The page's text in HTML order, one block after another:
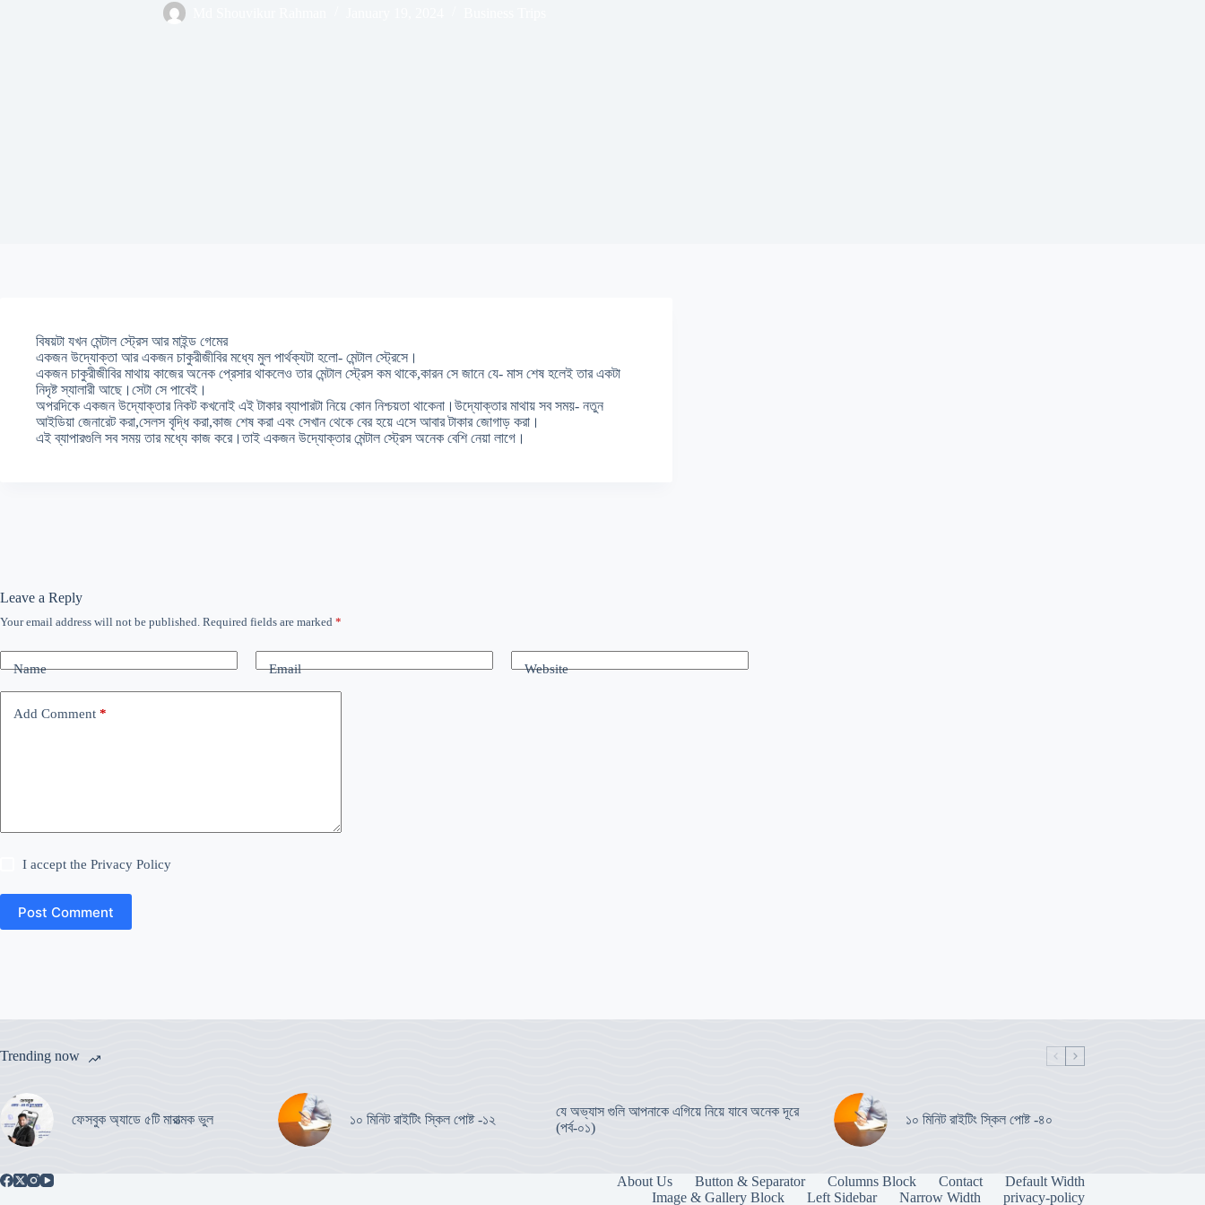
বিষয়টা যখন মেন্টাল স্ট্রেস আর মাইন্ড গেমের
একজন উদ্যোক্তা আর একজন চাকুরীজীবির মধ্যে মুল পার্থক্যটা হলো- মেন্টাল স্ট্রেসে।
একজন চাকুরীজীবির মাথায় কাজের অনেক প্রেসার থাকলেও তার মেন্টাল স্ট্রেস কম থাকে,কারন সে জানে যে- মাস শেষ হলেই তার একটা
নিদৃষ্ট স্যালারী আছে।সেটা সে পাবেই।
অপরদিকে একজন উদ্যোক্তার নিকট কখনোই এই টাকার ব্যাপারটা নিয়ে কোন নিশ্চয়তা থাকেনা।উদ্যোক্তার মাথায় সব সময়- নতুন
আইডিয়া জেনারেট করা,সেলস বৃদ্ধি করা,কাজ শেষ করা এবং সেখান থেকে বের হয়ে এসে আবার টাকার জোগাড় করা।
এই ব্যাপারগুলি সব সময় তার মধ্যে কাজ করে।তাই একজন উদ্যোক্তার মেন্টাল স্ট্রেস অনেক বেশি নেয়া লাগে।
Leave a Reply
Your email address will not be published. Required fields are marked *
Name Email Website
Add Comment *
I accept thePrivacy Policy
Post Comment
Trending now
ফেসবুক অ্যাডে ৫টি মারাত্মক ভুল ১০ মিনিট রাইটিং স্কিল পোষ্ট -১২
যে অভ্যাস গুলি আপনাকে এগিয়ে নিয়ে যাবে অনেক দূরে
(পর্ব-০১)
১০ মিনিট রাইটিং স্কিল পোষ্ট -৪০
About Us Button & Separator Columns Block Contact
Default Width
Image & Gallery Block
Left Sidebar Narrow Width privacy-policy